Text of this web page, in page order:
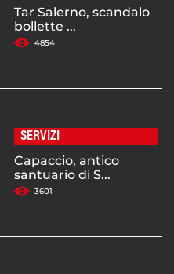
Tar Salerno, scandalo
bollette ...
4854
SERVIZI
Capaccio, antico
santuario di S...
3601